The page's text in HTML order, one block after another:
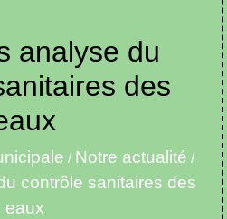
analyse du
des
/ Notre actualité /
contrôle sanitaires des
eaux